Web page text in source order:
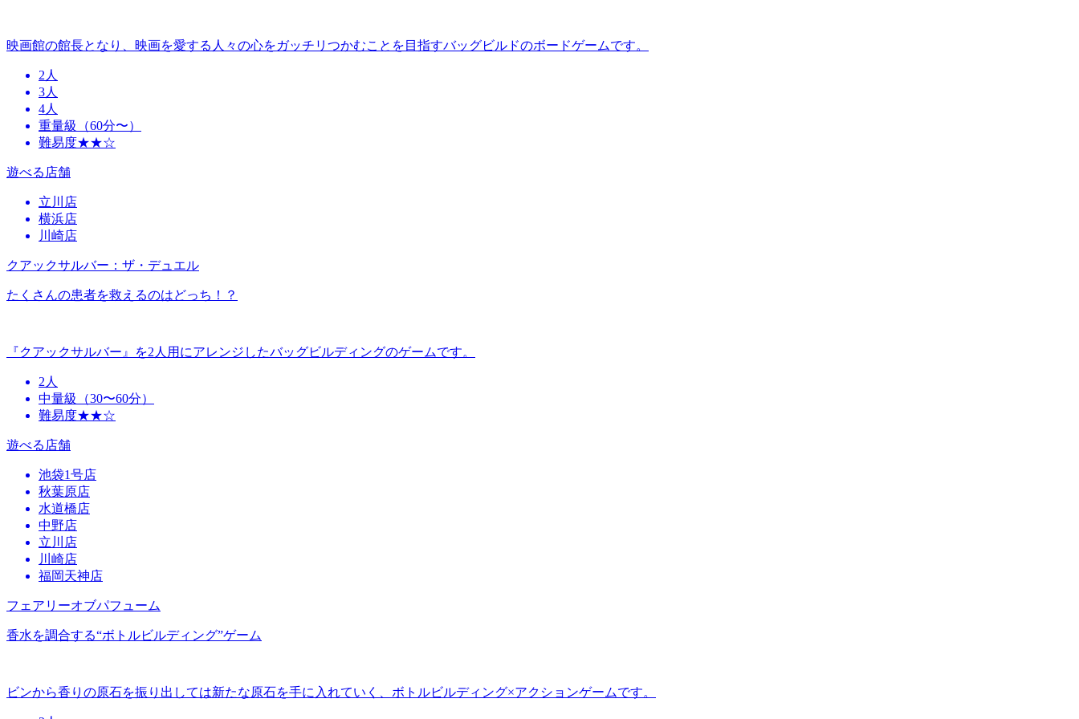
映画館の館長となり、映画を愛する人々の心をガッチリつかむことを目指すバッグビルドのボードゲームです。
2人
3人
4人
重量級（60分〜）
難易度★★☆
遊べる店舗
立川店
横浜店
川崎店
クアックサルバー：ザ・デュエル
たくさんの患者を救えるのはどっち！？
『クアックサルバー』を2人用にアレンジしたバッグビルディングのゲームです。
2人
中量級（30〜60分）
難易度★★☆
遊べる店舗
池袋1号店
秋葉原店
水道橋店
中野店
立川店
川崎店
福岡天神店
フェアリーオブパフューム
香水を調合する“ボトルビルディング”ゲーム
ビンから香りの原石を振り出しては新たな原石を手に入れていく、ボトルビルディング×アクションゲームです。